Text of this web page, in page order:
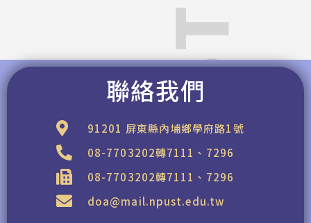
聯絡我們
91201 屏東縣內埔鄉學府路1號
08-7703202轉7111、7296
08-7703202轉7111、7296
doa@mail.npust.edu.tw